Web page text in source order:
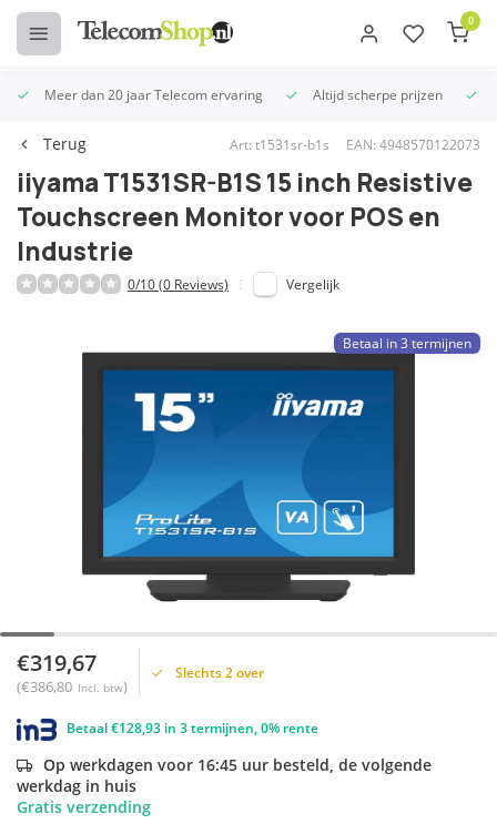
0
Meer dan 20 jaar Telecom ervaring Altijd scherpe prijzen
Terug Art: t1531sr-b1s EAN: 4948570122073
iiyama T1531SR-B1S 15 inch Resistive
Touchscreen Monitor voor POS en
Industrie
0/10 (0 Reviews) Vergelijk
Betaal in 3 termijnen
€319,67
(€386,80 Incl. btw)
Slechts 2 over
Betaal €128,93 in 3 termijnen, 0% rente
Op werkdagen voor 16:45 uur besteld, de volgende
werkdag in huis
Gratis verzending